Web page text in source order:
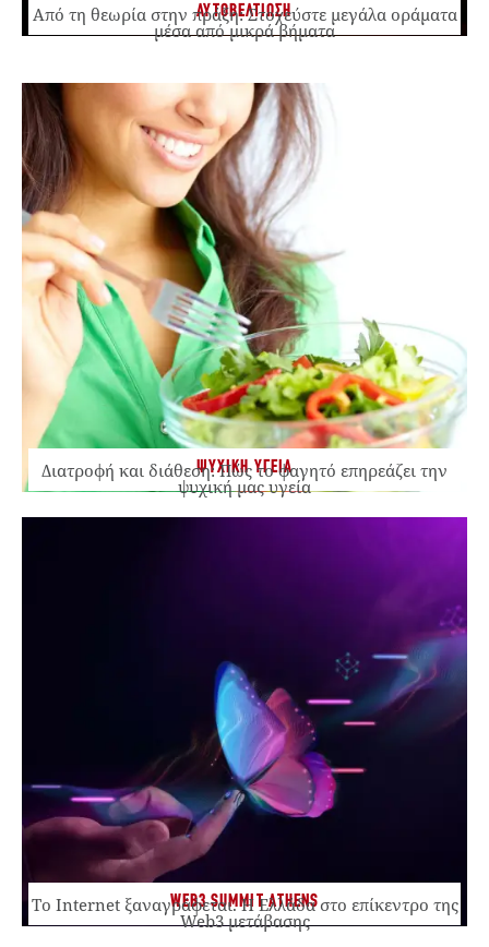
ΑΥΤΟΒΕΛΤΙΩΣΗ
Από τη θεωρία στην πράξη: Στοχεύστε μεγάλα οράματα
μέσα από μικρά βήματα
ΨΥΧΙΚΗ ΥΓΕΙΑ
Διατροφή και διάθεση: Πώς το φαγητό επηρεάζει την
ψυχική μας υγεία
WEB3 SUMMIT ATHENS
Το Internet ξαναγράφεται. Η Ελλάδα στο επίκεντρο της
Web3 μετάβασης